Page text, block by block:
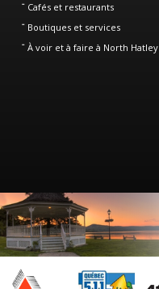
Cafés et restaurants
Boutiques et services
À voir et à faire à North Hatley